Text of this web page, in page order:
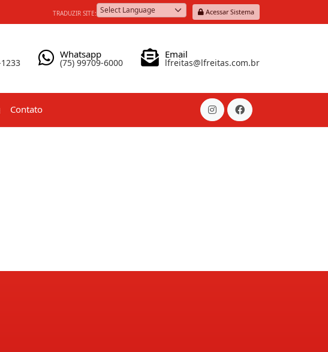
Acessar Sistema
TRADUZIR SITE:
Email
lfreitas@lfreitas.com.br
Whatsapp
(75) 99709-6000
Contato